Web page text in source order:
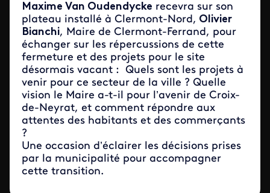
Maxime Van Oudendycke recevra sur son
plateau installé à Clermont-Nord, Olivier
Bianchi, Maire de Clermont-Ferrand, pour
échanger sur les répercussions de cette
fermeture et des projets pour le site
désormais vacant : Quels sont les projets à
venir pour ce secteur de la ville ? Quelle
vision le Maire a-t-il pour l’avenir de Croix-
de-Neyrat, et comment répondre aux
attentes des habitants et des commerçants
?
Une occasion d’éclairer les décisions prises
par la municipalité pour accompagner
cette transition.